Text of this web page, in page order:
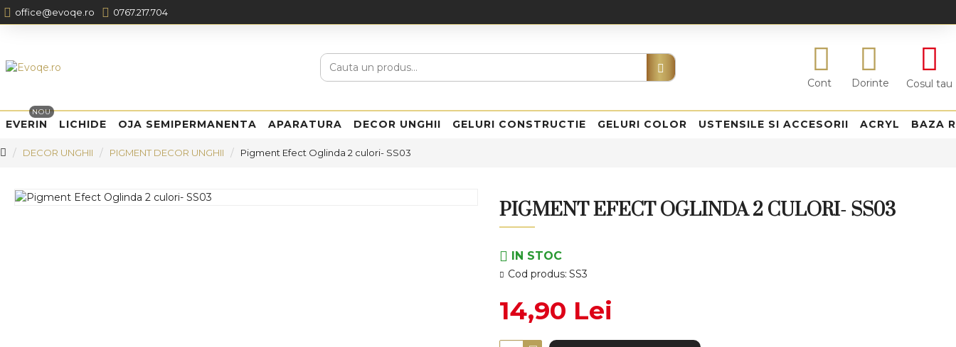
office@evoqe.ro 0767.217.704
Cont Dorinte Cosul tau
EVERIN
NOU
LICHIDE OJA SEMIPERMANENTA APARATURA DECOR UNGHII GELURI CONSTRUCTIE GELURI COLOR USTENSILE SI ACCESORII ACRYL BAZA
DECOR UNGHII PIGMENT DECOR UNGHII Pigment Efect Oglinda 2 culori- SS03
PIGMENT EFECT OGLINDA 2 CULORI- SS03
IN STOC
Cod produs: SS3
14,90 Lei